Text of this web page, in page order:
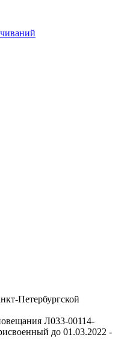
Петербургской
Л033-00114-
до 01.03.2022 -